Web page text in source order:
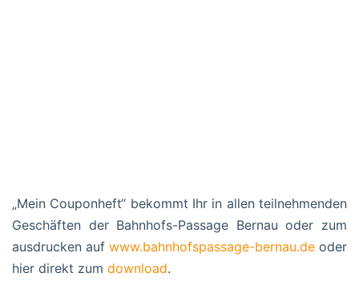
„Mein Couponheft“ bekommt Ihr in allen teilnehmenden
Geschäften der Bahnhofs-Passage Bernau oder zum
ausdrucken auf www.bahnhofspassage-bernau.de oder
hier direkt zum download.